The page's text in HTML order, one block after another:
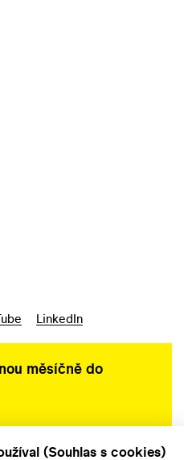
LinkedIn
měsíčně do
(Souhlas s cookies)